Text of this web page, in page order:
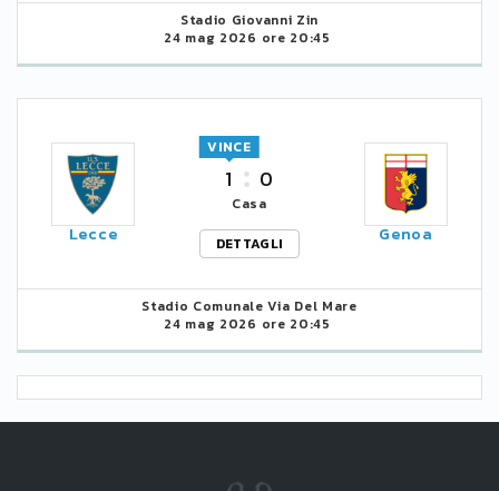
Stadio Giovanni Zin
24 mag 2026 ore 20:45
Lecce
1
VINCE
0
Casa
DETTAGLI
Genoa
Stadio Comunale Via Del Mare
24 mag 2026 ore 20:45